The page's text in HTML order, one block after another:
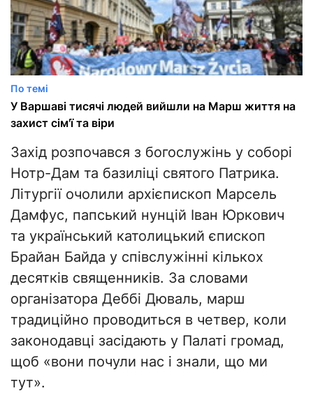
По темі
У Варшаві тисячі людей вийшли на Марш життя на
захист сім'ї та віри
Захід розпочався з богослужінь у соборі
Нотр-Дам та базиліці святого Патрика.
Літургії очолили архієпископ Марсель
Дамфус, папський нунцій Іван Юркович
та український католицький єпископ
Брайан Байда у співслужінні кількох
десятків священників. За словами
організатора Деббі Дюваль, марш
традиційно проводиться в четвер, коли
законодавці засідають у Палаті громад,
щоб «вони почули нас і знали, що ми
тут».